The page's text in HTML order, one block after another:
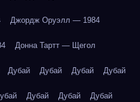
Джордж Оруэлл — 1984
Донна Тартт — Щегол
Дубай Дубай Дубай Дубай
Дубай Дубай Дубай